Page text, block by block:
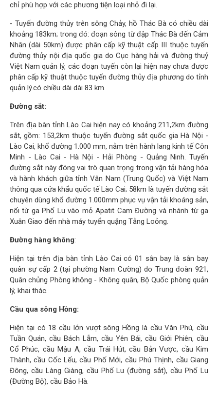
chỉ phù hợp với các phương tiện loại nhỏ đi lại.
- Tuyến đường thủy trên sông Chảy, hồ Thác Bà có chiều dài
khoảng 183km; trong đó: đoạn sông từ đập Thác Bà đến Cảm
Nhân (dài 50km) được phân cấp kỹ thuật cấp III thuộc tuyến
đường thủy nội địa quốc gia do Cục hàng hải và đường thuỷ
Việt Nam quản lý, các đoạn tuyến còn lại hiện nay chưa được
phân cấp kỹ thuật thuộc tuyến đường thủy địa phương do tỉnh
quản lý.có chiều dài dài 83 km.
Đường sắt:
Trên địa bàn tỉnh Lào Cai hiện nay có khoảng 211,2km đường
sắt, gồm: 153,2km thuộc tuyến đường sắt quốc gia Hà Nội -
Lào Cai, khổ đường 1.000 mm, nằm trên hành lang kinh tế Côn
Minh - Lào Cai - Hà Nội - Hải Phòng - Quảng Ninh. Tuyến
đường sắt này đóng vai trò quan trọng trong vận tải hàng hóa
và hành khách giữa tỉnh Vân Nam (Trung Quốc) và Việt Nam
thông qua cửa khẩu quốc tế Lào Cai; 58km là tuyến đường sắt
chuyên dùng khổ đường 1.000mm phục vụ vận tải khoáng sản,
nối từ ga Phố Lu vào mỏ Apatit Cam Đường và nhánh từ ga
Xuân Giao đến nhà máy tuyển quặng Tằng Loỏng.
Đường hàng không:
Hiện tại trên địa bàn tỉnh Lào Cai có 01 sân bay là sân bay
quân sự cấp 2 (tại phường Nam Cường) do Trung đoàn 921,
Quân chủng Phòng không - Không quân, Bộ Quốc phòng quản
lý, khai thác.
Cầu qua sông Hồng:
Hiện tại có 18 cầu lớn vượt sông Hồng là cầu Văn Phú, cầu
Tuần Quán, cầu Bách Lẫm, cầu Yên Bái, cầu Giới Phiên, cầu
Cổ Phúc, cầu Mậu A, cầu Trái Hút, cầu Bản Vược, cầu Kim
Thành, cầu Cốc Lếu, cầu Phố Mới, cầu Phú Thịnh, cầu Giang
Đông, cầu Làng Giàng, cầu Phố Lu (đường sắt), cầu Phố Lu
(Đường Bộ), cầu Bảo Hà.